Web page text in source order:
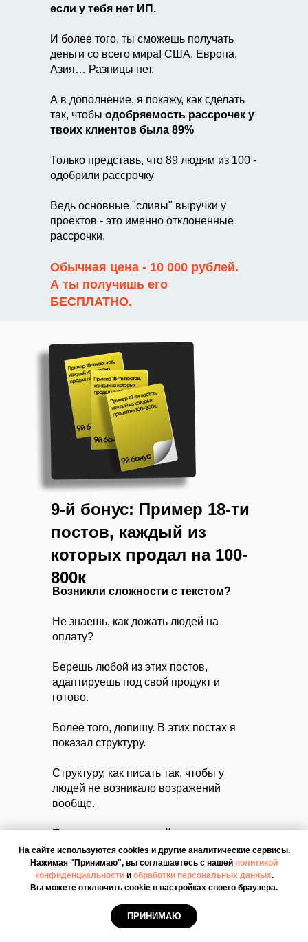
если у тебя нет ИП.
И более того, ты сможешь получать
деньги со всего мира! США, Европа,
Азия… Разницы нет.
А в дополнение, я покажу, как сделать
так, чтобы одобряемость рассрочек у
твоих клиентов была 89%
Только представь, что 89 людям из 100 -
одобрили рассрочку
Ведь основные "сливы" выручки у
проектов - это именно отклоненные
рассрочки.
Обычная цена - 10 000 рублей.
А ты получишь его
БЕСПЛАТНО.
Возникли сложности с текстом?
Не знаешь, как дожать людей на
оплату?
Берешь любой из этих постов,
адаптируешь под свой продукт и
готово.
Более того, допишу. В этих постах я
показал структуру.
Структуру, как писать так, чтобы у
людей не возникало возражений
вообще.
Посты создают прямой путь от желания
до оплаты. Без барьеров. И без усилий
с твоей стороны.
Обычная цена - 1 000 рублей.
А ты получишь его также
Но, это еще не все…
9-й бонус: Пример 18-ти
постов, каждый из
которых продал на 100-
800к
На сайте используются cookies и другие аналитические сервисы.
Нажимая "Принимаю", вы соглашаетесь с нашей политикой
конфиденциальностии обработки персональных данных.
Вы можете отключить cookie в настройках своего браузера.
ПРИНИМАЮ